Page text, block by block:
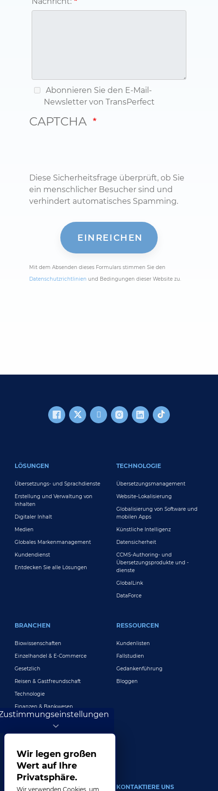
Abonnieren Sie den E-Mail-
Newsletter von TransPerfect
CAPTCHA
Diese Sicherheitsfrage überprüft, ob Sie
ein menschlicher Besucher sind und
verhindert automatisches Spamming.
Mit dem Absenden dieses Formulars stimmen Sie den
Datenschutzrichtlinien und Bedingungen dieser Website zu.
LÖSUNGEN
Übersetzungs- und Sprachdienste
Erstellung und Verwaltung von
Inhalten
Digitaler Inhalt
Medien
Globales Markenmanagement
Kundendienst
Entdecken Sie alle Lösungen
TECHNOLOGIE
Übersetzungsmanagement
Website-Lokalisierung
Globalisierung von Software und
mobilen Apps
Künstliche Intelligenz
Datensicherheit
CCMS-Authoring- und
Übersetzungsprodukte und -
dienste
GlobalLink
DataForce
BRANCHEN
Biowissenschaften
Einzelhandel & E-Commerce
Gesetzlich
Reisen & Gastfreundschaft
Technologie
Finanzen & Bankwesen
Mehr Branchen
RESSOURCEN
Kundenlisten
Fallstudien
Gedankenführung
Bloggen
UM KONTAKTIERE UNS
Wir legen großen
Wert auf Ihre
Privatsphäre.
Wir verwenden Cookies, um